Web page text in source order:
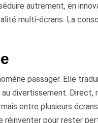
autrement, en
multi-écrans. La
passager. Elle
divertissement. Direct,
entre plusieurs
réinventer pour rester